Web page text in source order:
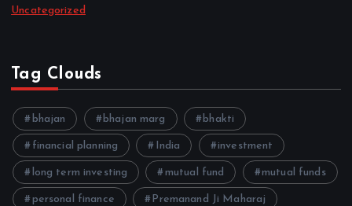
Uncategorized
Tag Clouds
bhajan bhajan marg bhakti
financial planning India investment
long term investing mutual fund mutual funds
personal finance Premanand Ji Maharaj